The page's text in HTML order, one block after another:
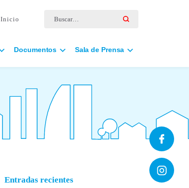
Buscar por:
Inicio
Documentos Sala de Prensa
Entradas recientes